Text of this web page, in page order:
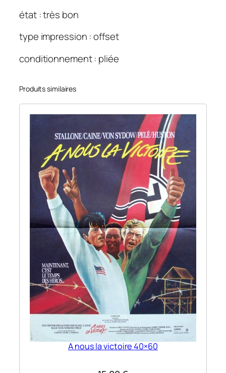
c
.
2
×
1
état : très bon
type impression : offset
conditionnement : pliée
Produits similaires
A nous la victoire 40×60